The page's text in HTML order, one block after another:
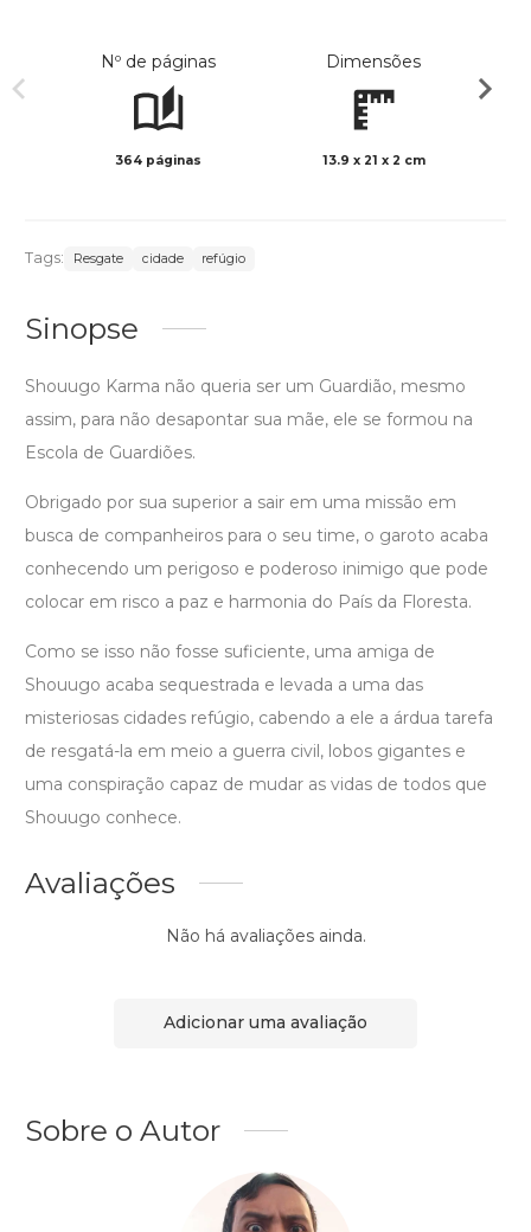
Nº de páginas
364 páginas
Dimensões
13.9 x 21 x 2 cm
Tags: Resgate cidade refúgio
Sinopse
Shouugo Karma não queria ser um Guardião, mesmo
assim, para não desapontar sua mãe, ele se formou na
Escola de Guardiões.
Obrigado por sua superior a sair em uma missão em
busca de companheiros para o seu time, o garoto acaba
conhecendo um perigoso e poderoso inimigo que pode
colocar em risco a paz e harmonia do País da Floresta.
Como se isso não fosse suficiente, uma amiga de
Shouugo acaba sequestrada e levada a uma das
misteriosas cidades refúgio, cabendo a ele a árdua tarefa
de resgatá-la em meio a guerra civil, lobos gigantes e
uma conspiração capaz de mudar as vidas de todos que
Shouugo conhece.
Avaliações
Não há avaliações ainda.
Adicionar uma avaliação
Sobre o Autor